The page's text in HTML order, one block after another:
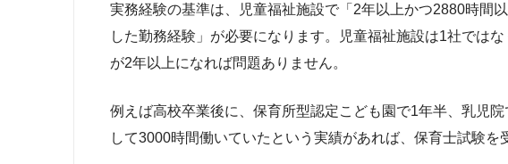
実務経験の基準は、児童福祉施設で「2年以上かつ2880時間
した勤務経験」が必要になります。児童福祉施設は1社では
が2年以上になれば問題ありません。
例えば高校卒業後に、保育所型認定こども園で1年半、乳児
して3000時間働いていたという実績があれば、保育士試験を